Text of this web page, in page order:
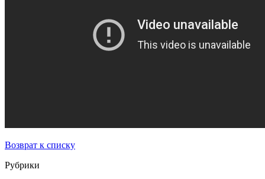
Возврат к списку
Рубрики